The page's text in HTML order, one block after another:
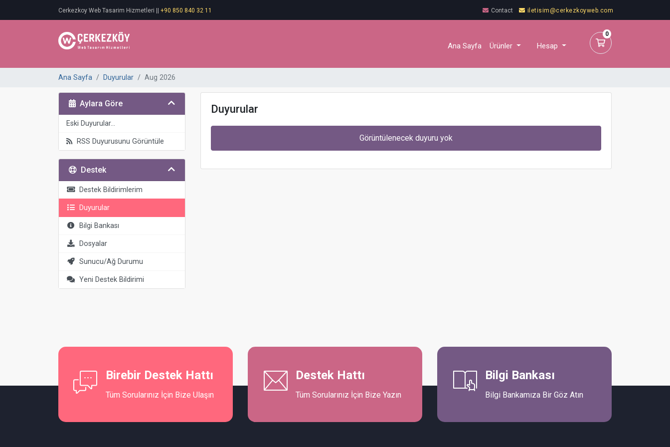
Cerkezkoy Web Tasarim Hizmetleri || +90 850 840 32 11 Contact iletisim@cerkezkoyweb.com
Ana Sayfa Ürünler Hesap
0
Shopping Cart
Ana Sayfa Duyurular Aug 2026
Aylara Göre
Eski Duyurular...
RSS Duyurusunu Görüntüle
Destek
Destek Bildirimlerim
Duyurular
Bilgi Bankası
Dosyalar
Sunucu/Ağ Durumu
Yeni Destek Bildirimi
Duyurular
Görüntülenecek duyuru yok
Birebir Destek Hattı
Tüm Sorularınız İçin Bize Ulaşın
Destek Hattı
Tüm Sorularınız İçin Bize Yazın
Bilgi Bankası
Bilgi Bankamıza Bir Göz Atın